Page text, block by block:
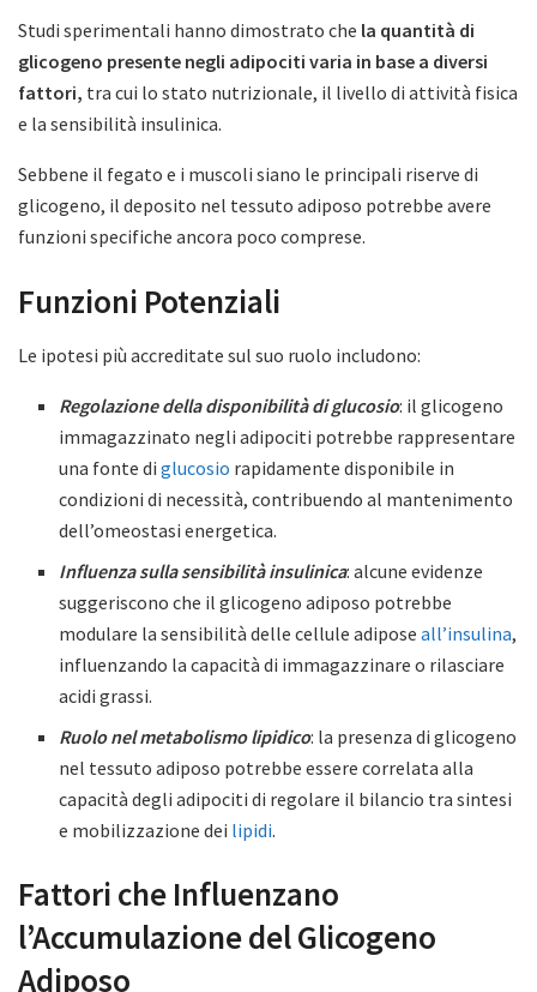
Studi sperimentali hanno dimostrato che la quantità di
glicogeno presente negli adipociti varia in base a diversi
fattori, tra cui lo stato nutrizionale, il livello di attività fisica
e la sensibilità insulinica.
Sebbene il fegato e i muscoli siano le principali riserve di
glicogeno, il deposito nel tessuto adiposo potrebbe avere
funzioni specifiche ancora poco comprese.
Funzioni Potenziali
Le ipotesi più accreditate sul suo ruolo includono:
Regolazione della disponibilità di glucosio: il glicogeno
immagazzinato negli adipociti potrebbe rappresentare
una fonte diglucosio rapidamente disponibile in
condizioni di necessità, contribuendo al mantenimento
dell’omeostasi energetica.
Influenza sulla sensibilità insulinica: alcune evidenze
suggeriscono che il glicogeno adiposo potrebbe
modulare la sensibilità delle cellule adiposeall’insulina,
influenzando la capacità di immagazzinare o rilasciare
acidi grassi.
Ruolo nel metabolismo lipidico: la presenza di glicogeno
nel tessuto adiposo potrebbe essere correlata alla
capacità degli adipociti di regolare il bilancio tra sintesi
e mobilizzazione dei lipidi.
Fattori che Influenzano
l’Accumulazione del Glicogeno
Adiposo